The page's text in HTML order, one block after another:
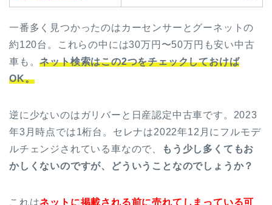
一番多く見つかったのはカーセンサーとグーネットの
約120台。これらの中には30万円〜50万円も安い中古
車も。ネット検索はこの2つをチェックしておけば
OK。
逆に少ないのはガリバーと日産認定中古車です。2023
年3月時点では1桁台。セレナは2022年12月にフルモデ
ルチェンジされている車なので、
もう少し多くてもお
かしくないのですが、どういうことなのでしょうか？
これはネットに掲載される前に売れてしまっている可